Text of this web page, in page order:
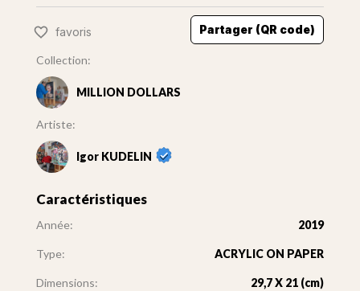
favoris Partager (QR code)
Collection:
MILLION DOLLARS
Artiste:
Igor KUDELIN
Caractéristiques
Année: 2019
Type: ACRYLIC ON PAPER
Dimensions: 29,7 X 21 (cm)